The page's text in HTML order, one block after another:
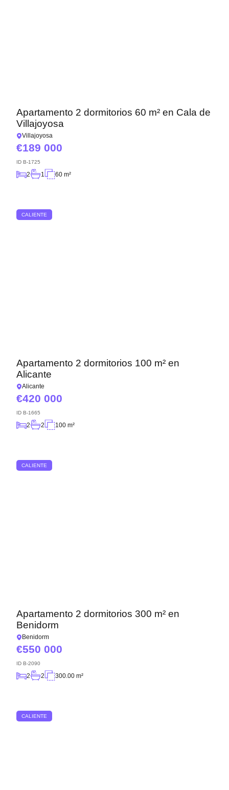
Apartamento 2 dormitorios 60 m² en Cala de
Villajoyosa
Villajoyosa
189 000
ID B-1725
2 1 60 m²
CALIENTE
Apartamento 2 dormitorios 100 m² en
Alicante
Alicante
420 000
ID B-1665
2 2 100 m²
CALIENTE
Apartamento 2 dormitorios 300 m² en
Benidorm
Benidorm
550 000
ID B-2090
2 2 300.00 m²
CALIENTE